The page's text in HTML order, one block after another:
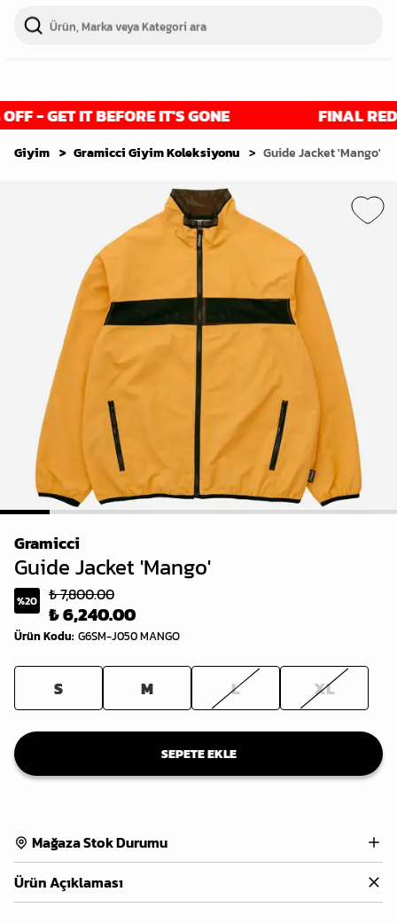
- GET IT BEFORE IT'S GONE FINAL
Giyim Gramicci Giyim Koleksiyonu Guide Jacket 'Mango'
1 2 3 4 5 6 7 8
Gramicci
Guide Jacket 'Mango'
%20 ₺ 7,800.00
₺ 6,240.00
Ürün Kodu: G6SM-J050 MANGO
S M L XL
SEPETE EKLE
Mağaza Stok Durumu
Ürün Açıklaması